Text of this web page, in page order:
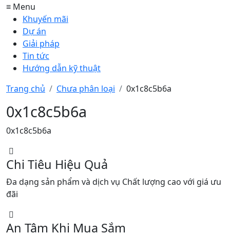
≡ Menu
Khuyến mãi
Dự án
Giải pháp
Tin tức
Hướng dẫn kỹ thuật
Trang chủ
Chưa phân loại 0x1c8c5b6a
0x1c8c5b6a
0x1c8c5b6a
Chi Tiêu Hiệu Quả
Đa dạng sản phẩm và dịch vụ Chất lượng cao với giá ưu
đãi
An Tâm Khi Mua Sắm